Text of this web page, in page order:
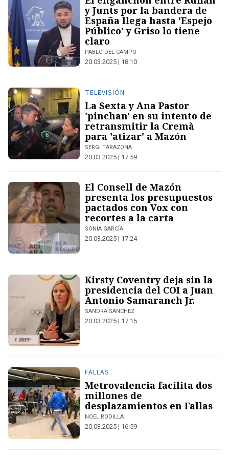
y Junts por la bandera de
España llega hasta 'Espejo
Público' y Griso lo tiene
claro
PABLO DEL CAMPO
20.03.2025 | 18:10
TELEVISIÓN
La Sexta y Ana Pastor
'pinchan' en su intento de
retransmitir la Cremà
para 'atizar' a Mazón
SERGI TARAZONA
20.03.2025 | 17:59
El Consell de Mazón
presenta los presupuestos
pactados con Vox con
recortes a la carta
SONIA GARCÍA
20.03.2025 | 17:24
Kirsty Coventry deja sin la
presidencia del COI a Juan
Antonio Samaranch Jr.
SANDRA SÁNCHEZ
20.03.2025 | 17:15
FALLAS
Metrovalencia facilita dos
millones de
desplazamientos en Fallas
NOEL RODILLA
20.03.2025 | 16:59